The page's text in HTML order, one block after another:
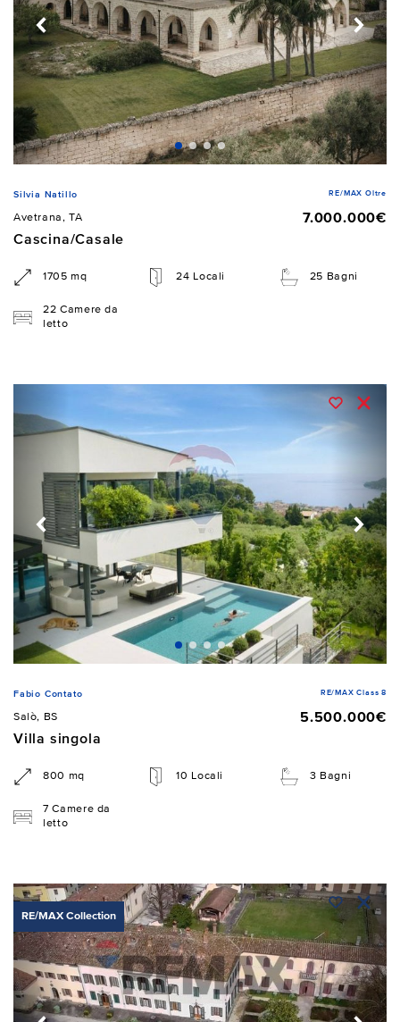
Silvia Natillo RE/MAX Oltre
Avetrana, TA
7.000.000€
Cascina/Casale
1705 mq 24 Locali 25 Bagni
22 Camere da
letto
Fabio Contato RE/MAX Class 8
Salò, BS
5.500.000€
Villa singola
800 mq 10 Locali 3 Bagni
7 Camere da
letto
RE/MAX Collection